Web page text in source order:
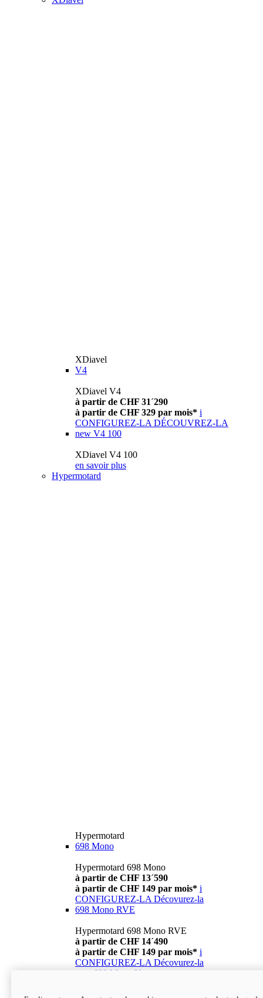
XDiavel
V4
XDiavel V4
à partir de CHF 31´290
à partir de CHF 329 par mois* i
CONFIGUREZ-LA DÉCOUVREZ-LA
new V4 100
XDiavel V4 100
en savoir plus
Hypermotard
Hypermotard
698 Mono
Hypermotard 698 Mono
à partir de CHF 13´590
à partir de CHF 149 par mois* i
CONFIGUREZ-LA Décovurez-la
698 Mono RVE
Hypermotard 698 Mono RVE
à partir de CHF 14´490
à partir de CHF 149 par mois* i
CONFIGUREZ-LA Décovurez-la
698 Mono Nera
Hypermotard 698 Mono Nera